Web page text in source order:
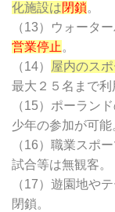
化施設は閉鎖。
（13）ウォータ
営業停止 。
（14）
屋内のス
最大２５名まで利
（15）ポーラン
少年の参加が可能
（16）職業スポ
試合等は無観客。
（17）遊園地や
閉鎖。